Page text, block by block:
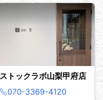
ストックラボ山梨甲府店
070-3369-4120